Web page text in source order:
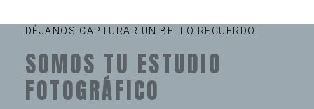
DÉJANOS CAPTURAR UN BELLO RECUERDO
SOMOS TU ESTUDIO
FOTOGRÁFICO